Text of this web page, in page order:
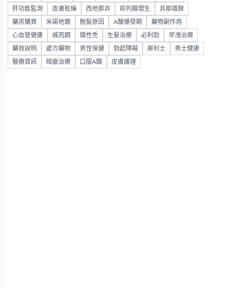
肝功能監測 皮膚乾燥 西地那非 前列腺增生 非那雄胺
藥房購買 米諾地爾 脫髮原因 A酸爆發期 藥物副作用
心血管健康 威而鋼 雄性禿 生髮治療 必利勁 早洩治療
藥效說明 處方藥物 男性保健 勃起障礙 犀利士 男士健康
醫療資訊 暗瘡治療 口服A酸 皮膚護理